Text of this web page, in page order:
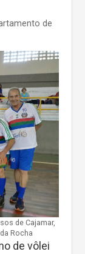
de
de Cajamar,
Rocha
de vôlei